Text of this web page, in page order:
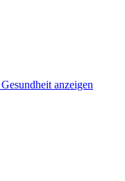
anzeigen